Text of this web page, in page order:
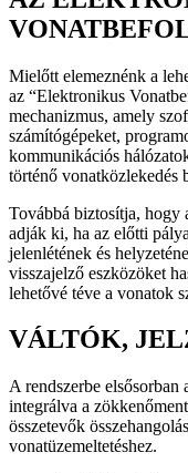
Mielőtt elemeznénk a
az “Elektronikus
mechanizmus, amely
számítógépeket,
kommunikációs
történő vonatközlekedés
Továbbá biztosítja, hogy
adják ki, ha az előtti
jelenlétének és
visszajelző eszközöket
lehetővé téve a vonatok
VÁLTÓK,
A rendszerbe elsősorban
integrálva a
összetevők
vonatüzemeltetéshez.